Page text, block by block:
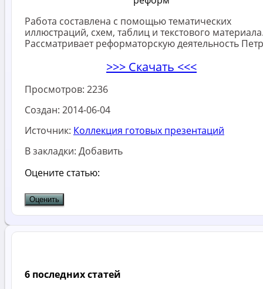
Работа составлена с помощью тематических
иллюстраций, схем, таблиц и текстового
Рассматривает реформаторскую деятельность
>>> Скачать <<<
Просмотров: 2236
Создан: 2014-06-04
Источник: Коллекция готовых презентаций
В закладки: Добавить
Оцените статью:
6 последних статей